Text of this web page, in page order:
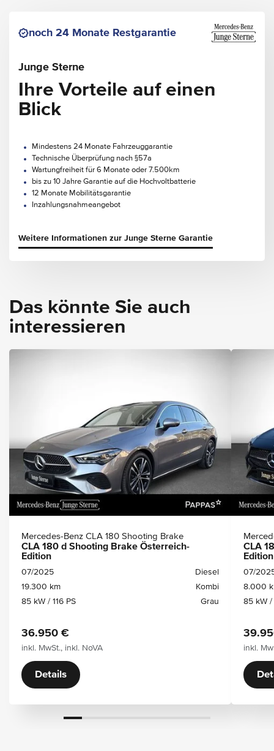
noch 24 Monate Restgarantie
Junge Sterne
Ihre Vorteile auf einen
Blick
Mindestens 24 Monate Fahrzeuggarantie
Technische Überprüfung nach §57a
Wartungfreiheit für 6 Monate oder 7.500km
bis zu 10 Jahre Garantie auf die Hochvoltbatterie
12 Monate Mobilitätsgarantie
Inzahlungsnahmeangebot
Weitere Informationen zur Junge Sterne Garantie
Das könnte Sie auch
interessieren
Mercedes-Benz CLA 180 Shooting Brake
CLA 180 d Shooting Brake Österreich-
Edition
07/2025
Diesel
19.300 km
Kombi
85 kW / 116 PS
Grau
36.950 €
inkl. MwSt., inkl. NoVA
Details
CLA
Edition
07/
8.000
85 kW /
inkl.